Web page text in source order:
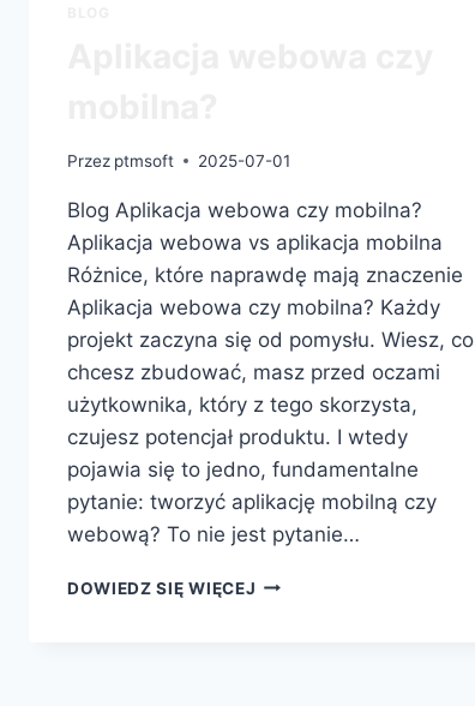
Przez ptmsoft 2025-07-01
Blog Aplikacja webowa czy mobilna?
Aplikacja webowa vs aplikacja mobilna
Różnice, które naprawdę mają znaczenie
Aplikacja webowa czy mobilna? Każdy
projekt zaczyna się od pomysłu. Wiesz, co
chcesz zbudować, masz przed oczami
użytkownika, który z tego skorzysta,
czujesz potencjał produktu. I wtedy
pojawia się to jedno, fundamentalne
pytanie: tworzyć aplikację mobilną czy
webową? To nie jest pytanie…
DOWIEDZ SIĘ WIĘCEJ